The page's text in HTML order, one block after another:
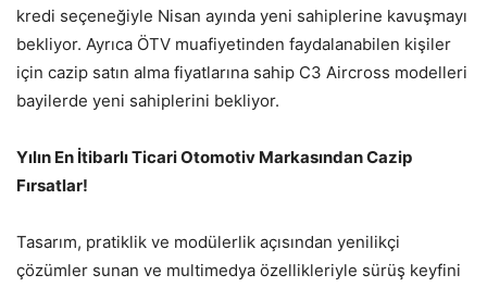
kredi seçeneğiyle Nisan ayında yeni sahiplerine kavuşmayı
bekliyor. Ayrıca ÖTV muafiyetinden faydalanabilen kişiler
için cazip satın alma fiyatlarına sahip C3 Aircross modelleri
bayilerde yeni sahiplerini bekliyor.
Yılın En İtibarlı Ticari Otomotiv Markasından Cazip
Fırsatlar!
Tasarım, pratiklik ve modülerlik açısından yenilikçi
çözümler sunan ve multimedya özellikleriyle sürüş keyfini